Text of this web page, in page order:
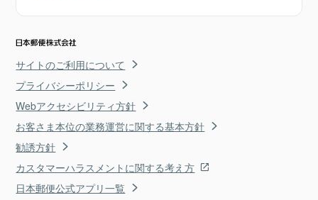
サイトのご利用について
プライバシーポリシー
Webアクセシビリティ方針
お客さま本位の業務運営に関する基本方針
勧誘方針
カスタマーハラスメントに関する考え方
日本郵便公式アプリ一覧